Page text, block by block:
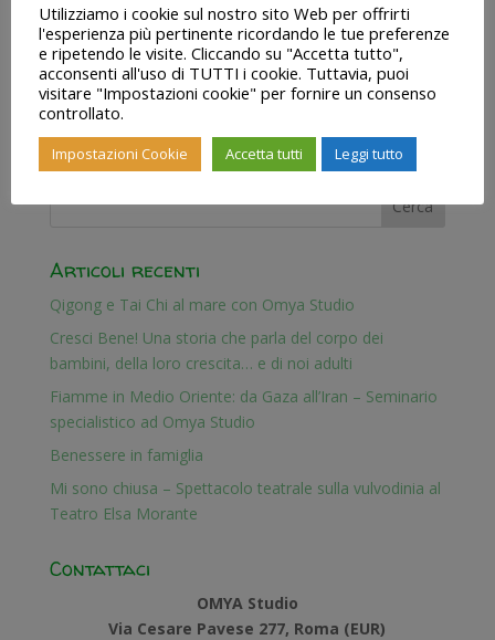
momento, nella giornata di ogni bambino, in cui il
corpo inizia a parlare e noi adulti ce ne accorgiamo.Lo
fa quando si siede con le spalle chiuse, quando si
stanca facilmente, quando ha spesso mal di pancia o
fatica a...
Articoli recenti
Qigong e Tai Chi al mare con Omya Studio
Cresci Bene! Una storia che parla del corpo dei
bambini, della loro crescita… e di noi adulti
Fiamme in Medio Oriente: da Gaza all’Iran – Seminario
specialistico ad Omya Studio
Benessere in famiglia
Mi sono chiusa – Spettacolo teatrale sulla vulvodinia al
Teatro Elsa Morante
Contattaci
OMYA Studio
Via Cesare Pavese 277, Roma (EUR)
Utilizziamo i cookie sul nostro sito Web per offrirti
l'esperienza più pertinente ricordando le tue preferenze
e ripetendo le visite. Cliccando su "Accetta tutto",
acconsenti all'uso di TUTTI i cookie. Tuttavia, puoi
visitare "Impostazioni cookie" per fornire un consenso
controllato.
Impostazioni Cookie Accetta tutti Leggi tutto